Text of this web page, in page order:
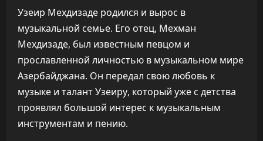
Узеир Мехдизаде родился и вырос в
музыкальной семье. Его отец, Мехман
Мехдизаде, был известным певцом и
прославленной личностью в музыкальном мире
Азербайджана. Он передал свою любовь к
музыке и талант Узеиру, который уже с детства
проявлял большой интерес к музыкальным
инструментам и пению.